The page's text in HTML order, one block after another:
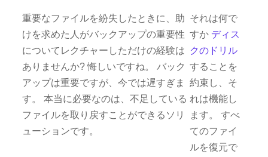
重要なファイルを紛失したときに、助
けを求めた人がバックアップの重要性
についてレクチャーしただけの経験は
ありませんか? 悔しいですね。 バック
アップは重要ですが、今では遅すぎま
す。 本当に必要なのは、不足している
ファイルを取り戻すことができるソリ
ューションです。
それは何で
すか ディス
クのドリル
することを
約束し、そ
れは機能し
ます。 すべ
てのファイ
ルを復元で